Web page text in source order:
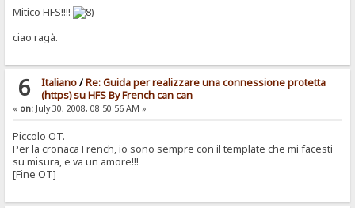
Mitico HFS!!!!
ciao ragà.
6 Italiano/Re: Guida per realizzare una connessione protetta
(https) su HFS By French can can
« on: July 30, 2008, 08:50:56 AM »
Piccolo OT.
Per la cronaca French, io sono sempre con il template che mi facesti
su misura, e va un amore!!!
[Fine OT]